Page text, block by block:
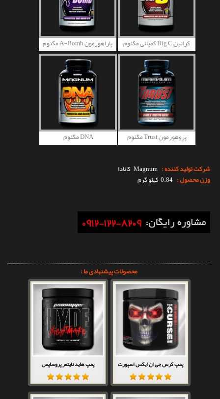
کراتین Big C کمپانی مگنوم پاراهورمون A-Bomb مگنوم
پروهورمون Trust مگنوم DNA مگنوم
شرکت تولید کننده : Magnum کانادا
وزن محصول : 0.84 کیلو گرم
محصولات پیشنهادی ما :
پمپ کرس جی ان ایکس اسپورت پمپ هاید نایتمر پروساپس